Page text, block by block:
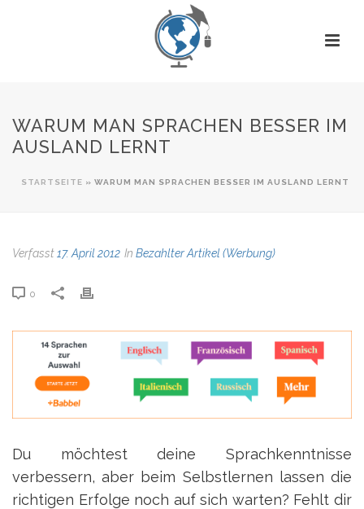
WARUM MAN SPRACHEN BESSER IM
AUSLAND LERNT
STARTSEITE » WARUM MAN SPRACHEN BESSER IM AUSLAND LERNT
Verfasst 17. April 2012 In Bezahlter Artikel (Werbung)
0
Du möchtest deine Sprachkenntnisse
verbessern, aber beim Selbstlernen lassen die
richtigen Erfolge noch auf sich warten? Fehlt dir